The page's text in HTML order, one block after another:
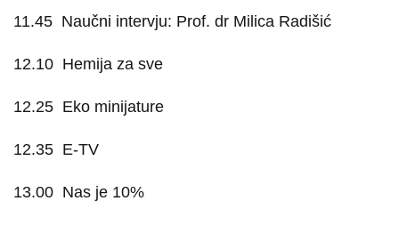
11.45 Naučni intervju: Prof. dr Milica Radišić
12.10 Hemija za sve
12.25 Eko minijature
12.35 E-TV
13.00 Nas je 10%